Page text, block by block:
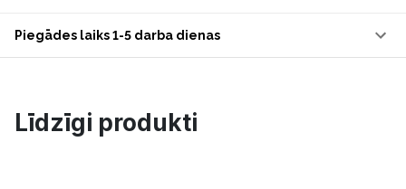
Piegādes laiks 1-5 darba dienas
Līdzīgi produkti